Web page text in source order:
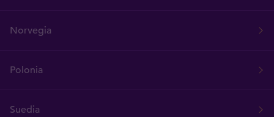
Norvegia
Polonia
Suedia